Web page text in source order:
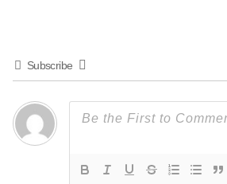
Subscribe